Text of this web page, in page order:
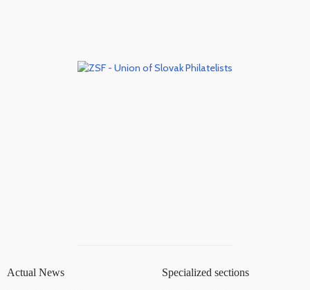
Actual News Specialized sections